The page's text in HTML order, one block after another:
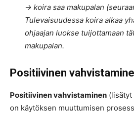
-> koira saa makupalan
Tulevaisuudessa koira alkaa
ohjaajan luokse tuijottamaan
makupalan.
Positiivinen
Positiivinen vahvistaminen (lisätyt
on käytöksen muuttumisen